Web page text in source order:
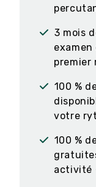
3 mois
premier
100 %
votre
100 %
activité